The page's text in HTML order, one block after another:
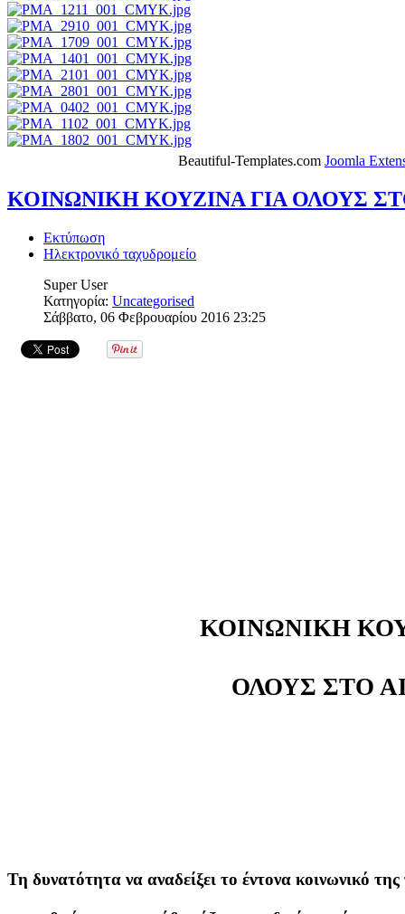
Beautiful-Templates.com Joomla
ΚΟΙΝΩΝΙΚΗ ΚΟΥΖΙΝΑ ΓΙΑ ΟΛΟΥΣ
Εκτύπωση
Ηλεκτρονικό ταχυδρομείο
Super User
Κατηγορία: Uncategorised
Σάββατο, 06 Φεβρουαρίου 2016 23:25
ΚΟΙΝΩΝΙΚΗ
ΟΛΟΥΣ ΣΤΟ
Τη δυνατότητα να αναδείξει το έντονα κοινωνικό